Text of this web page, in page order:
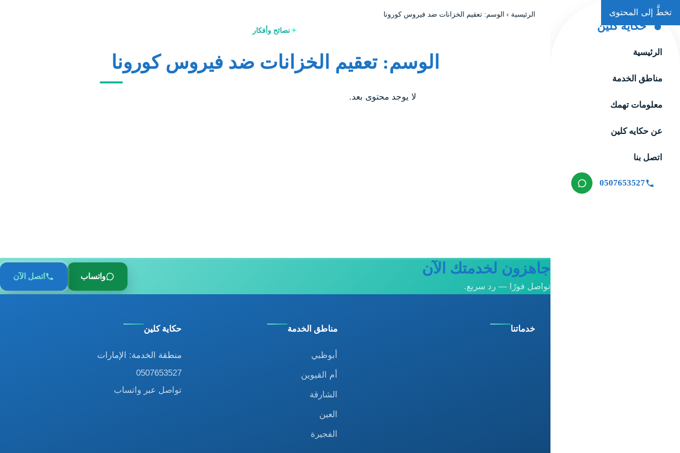
تخطَّ إلى المحتوى
حكاية كلين
الرئيسية
مناطق الخدمة
معلومات تهمك
عن حكايه كلين
اتصل بنا
0507653527
الرئيسية › الوسم: تعقيم الخزانات ضد فيروس كورونا
نصائح وأفكار
الوسم: تعقيم الخزانات ضد فيروس كورونا
لا يوجد محتوى بعد.
جاهزون لخدمتك الآن
تواصل فورًا — رد سريع.
واتساب اتصل الآن
خدماتنا مناطق الخدمة
أبوظبي
أم القيوين
الشارقة
العين
الفجيرة
حكاية كلين
منطقة الخدمة: الإمارات
0507653527
تواصل عبر واتساب